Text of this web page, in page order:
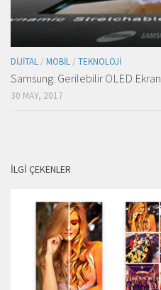
DIJITAL/ MOBIL/ TEKNOLOJI
Samsung: Gerilebilir OLED Ekran
30 MAY, 2017
İLGI ÇEKENLER